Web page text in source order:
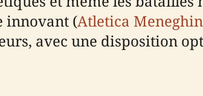
innovant (Atletica
avec une disposition